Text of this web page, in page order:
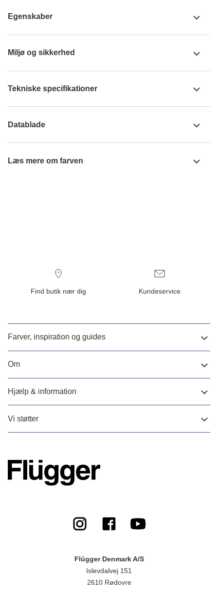
Egenskaber
Miljø og sikkerhed
Tekniske specifikationer
Datablade
Læs mere om farven
Find butik nær dig Kundeservice
Farver, inspiration og guides
Om
Hjælp & information
Vi støtter
Flügger Denmark A/S
Islevdalvej 151
2610 Rødovre